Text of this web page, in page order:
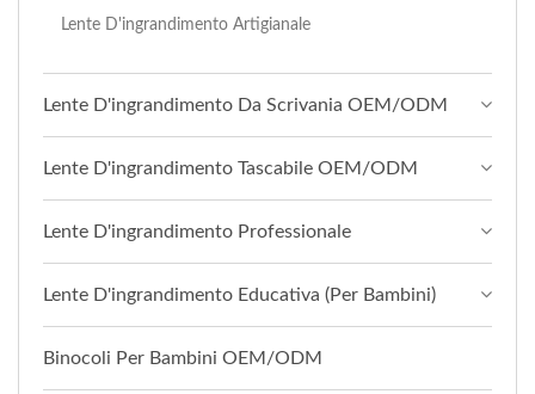
Lente D'ingrandimento Artigianale
Lente D'ingrandimento Da Scrivania OEM/ODM
Lente D'ingrandimento Tascabile OEM/ODM
Lente D'ingrandimento Professionale
Lente D'ingrandimento Educativa (per Bambini)
Binocoli Per Bambini OEM/ODM